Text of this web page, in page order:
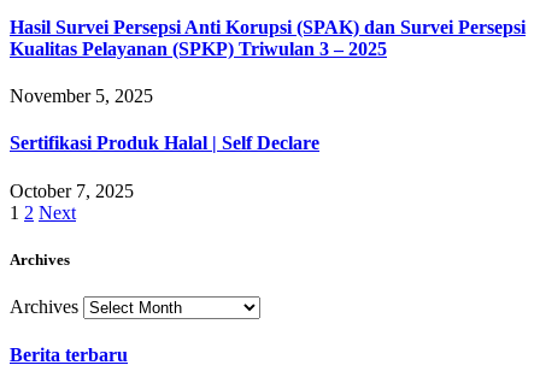
Hasil Survei Persepsi Anti Korupsi (SPAK) dan Survei Persepsi
Kualitas Pelayanan (SPKP) Triwulan 3 – 2025
November 5, 2025
Sertifikasi Produk Halal | Self Declare
October 7, 2025
1 2 Next
Archives
Archives
Berita terbaru